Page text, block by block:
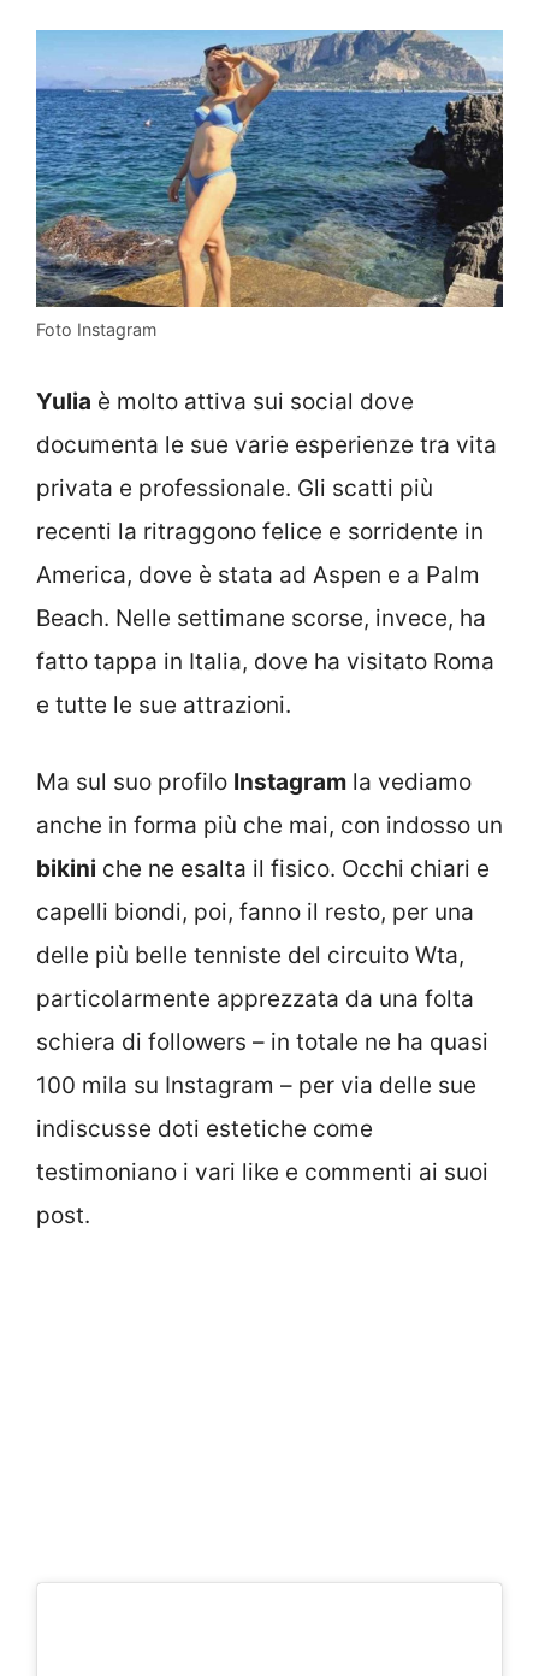
Foto Instagram
Yulia è molto attiva sui social dove
documenta le sue varie esperienze tra vita
privata e professionale. Gli scatti più
recenti la ritraggono felice e sorridente in
America, dove è stata ad Aspen e a Palm
Beach. Nelle settimane scorse, invece, ha
fatto tappa in Italia, dove ha visitato Roma
e tutte le sue attrazioni.
Ma sul suo profilo Instagram la vediamo
anche in forma più che mai, con indosso un
bikini che ne esalta il fisico. Occhi chiari e
capelli biondi, poi, fanno il resto, per una
delle più belle tenniste del circuito Wta,
particolarmente apprezzata da una folta
schiera di followers – in totale ne ha quasi
100 mila su Instagram – per via delle sue
indiscusse doti estetiche come
testimoniano i vari like e commenti ai suoi
post.